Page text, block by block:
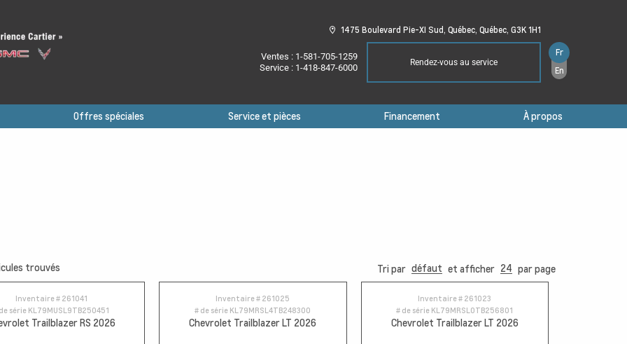
1475 Boulevard Pie-XI Sud, Québec, Québec, G3K 1H1
Ventes : 1-581-705-1259
Service : 1-418-847-6000 Rendez-vous au service
Fr
En
Offres spéciales Service et pièces Financement À propos
trouvés Tri par défaut et afficher 24 par page
Inventaire # 261041
série KL79MUSL9TB250451
Trailblazer RS 2026
Inventaire # 261025
# de série KL79MRSL4TB248300
Chevrolet Trailblazer LT 2026
Inventaire # 261023
# de série KL79MRSL0TB256801
Chevrolet Trailblazer LT 2026